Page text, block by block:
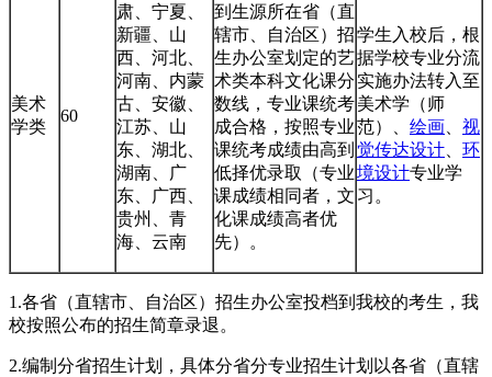
美术
学类
60
肃、宁夏、
新疆、山
西、河北、
河南、内蒙
古、安徽、
江苏、山
东、湖北、
湖南、广
东、广西、
贵州、青
海、云南
到生源所在省（直
辖市、自治区）招
生办公室划定的艺
术类本科文化课分
数线，专业课统考
成合格，按照专业
课统考成绩由高到
低择优录取（专业
课成绩相同者，文
化课成绩高者优
先）。
学生入校后，根
据学校专业分流
实施办法转入至
美术学（师
范）、 绘画
视
觉传达设计
环
境设计专业学
习。
1.各省（直辖市、自治区）招生办公室投档到我校的考生，我
校按照公布的招生简章录退。
2.编制分省招生计划，具体分省分专业招生计划以各省（直辖